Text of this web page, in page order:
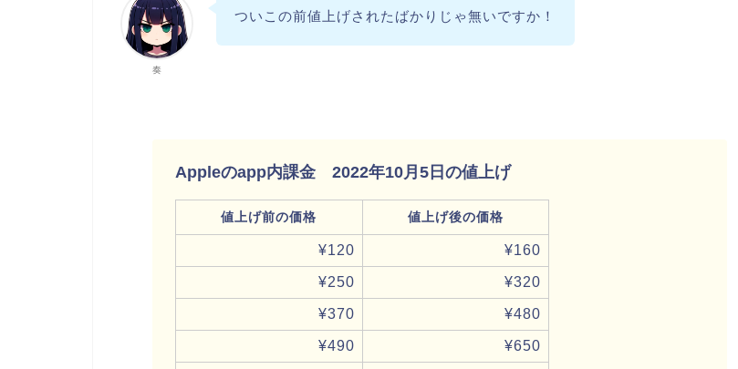
奏
ついこの前値上げされたばかりじゃ無いですか！
Appleのapp内課金 2022年10月5日の値上げ
値上げ前の価格 値上げ後の価格
¥120 ¥160
¥250 ¥320
¥370 ¥480
¥490 ¥650